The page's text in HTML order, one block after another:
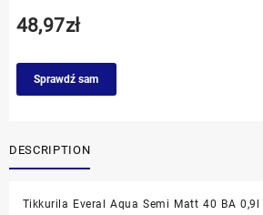
48,97zł
Sprawdź sam
DESCRIPTION
Tikkurila Everal Aqua Semi Matt 40 BA 0,9l